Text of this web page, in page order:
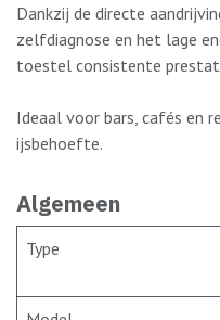
Dankzij de directe
zelfdiagnose en het lage
toestel consistente
Ideaal voor bars, cafés en
ijsbehoefte.
Algemeen
Type